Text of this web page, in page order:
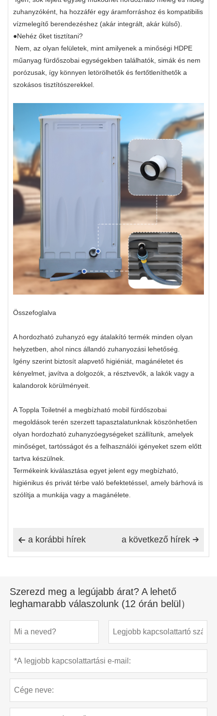
zuhanyzóként, ha hozzáfér egy áramforráshoz és kompatibilis
vízmelegítő berendezéshez (akár integrált, akár külső).
●Nehéz őket tisztítani?
Nem, az olyan felületek, mint amilyenek a minőségi HDPE
műanyag fürdőszobai egységekben találhatók, simák és nem
porózusak, így könnyen letörölhetők és fertőtleníthetők a
szokásos tisztítószerekkel.
Összefoglalva
A hordozható zuhanyzó egy átalakító termék minden olyan
helyzetben, ahol nincs állandó zuhanyozási lehetőség.
Igény szerint biztosít alapvető higiéniát, magánéletet és
kényelmet, javítva a dolgozók, a résztvevők, a lakók vagy a
kalandorok körülményeit.
A Toppla Toiletnél a megbízható mobil fürdőszobai
megoldások terén szerzett tapasztalatunknak köszönhetően
olyan hordozható zuhanyzóegységeket szállítunk, amelyek
minőséget, tartósságot és a felhasználói igényeket szem előtt
tartva készülnek.
Termékeink kiválasztása egyet jelent egy megbízható,
higiénikus és privát térbe való befektetéssel, amely bárhová is
szólítja a munkája vagy a magánélete.
 a korábbi hírek 
a következő hírek
Szerezd meg a legújabb árat? A lehető
leghamarabb válaszolunk (12 órán belül）